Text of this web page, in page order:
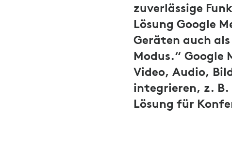
zuverlässige
Lösung Google
Geräten auch
Modus.“
Video, Audio,
integrieren, z.
Lösung für